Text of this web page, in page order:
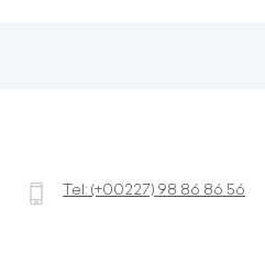
Tel:(+00227) 98 86 86 56